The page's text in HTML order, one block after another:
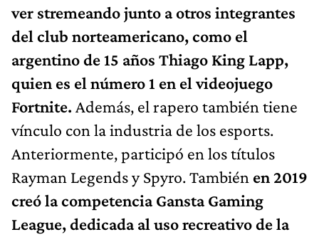
ver stremeando junto a otros integrantes
del club norteamericano, como el
argentino de 15 años Thiago King Lapp,
quien es el número 1 en el videojuego
Fortnite. Además, el rapero también tiene
vínculo con la industria de los esports.
Anteriormente, participó en los títulos
Rayman Legends y Spyro. También en 2019
creó la competencia Gansta Gaming
League, dedicada al uso recreativo de la